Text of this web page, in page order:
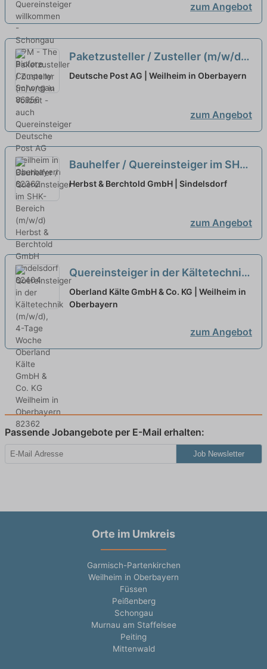
zum Angebot
Paketzusteller / Zusteller (m/w/d)
in Vollzeit - auch Quereinsteiger
Deutsche Post AG | Weilheim in Oberbayern
zum Angebot
Bauhelfer / Quereinsteiger im SHK-
Bereich (m/w/d) neu
Herbst & Berchtold GmbH | Sindelsdorf
zum Angebot
Quereinsteiger in der Kältetechnik
(m/w/d), 4-Tage Woche
neu
Oberland Kälte GmbH & Co. KG | Weilheim in
Oberbayern
zum Angebot
Passende Jobangebote per E-Mail erhalten:
Job Newsletter
Orte im Umkreis
Garmisch-Partenkirchen
Weilheim in Oberbayern
Füssen
Peißenberg
Schongau
Murnau am Staffelsee
Peiting
Mittenwald